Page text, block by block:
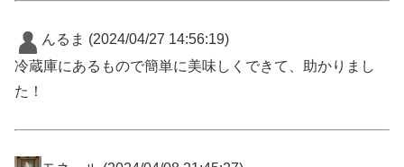
んるま (2024/04/27 14:56:19)
冷蔵庫にあるもので簡単に美味しくできて、助かりまし
た！